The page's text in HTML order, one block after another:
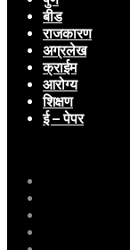
बीड
राजकारण
अग्रलेख
क्राईम
आरोग्य
शिक्षण
ई – पेपर